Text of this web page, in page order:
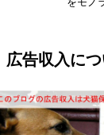
りますよね？
機能が
広告収入に